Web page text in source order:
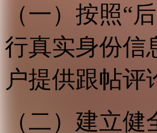
（一）按照“
行真实身份信
户提供跟帖评
（二）建立